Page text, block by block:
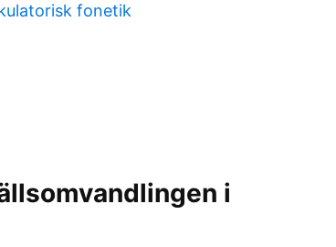
fonetik
i